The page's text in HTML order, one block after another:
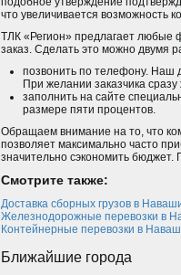
что увеличивается возможность
ТЛК «Регион» предлагает любые
заказ. Сделать это можно двумя
позвонить по телефону. Наш
При желании заказчика
заполнить на сайте
размере пяти процентов.
Обращаем внимание на то, что
позволяет максимально часто
значительно сэкономить бюджет.
Смотрите также:
Доставка сборных грузов в
Железнодорожные перевозки в
Контейнерные перевозки в
Ближайшие города